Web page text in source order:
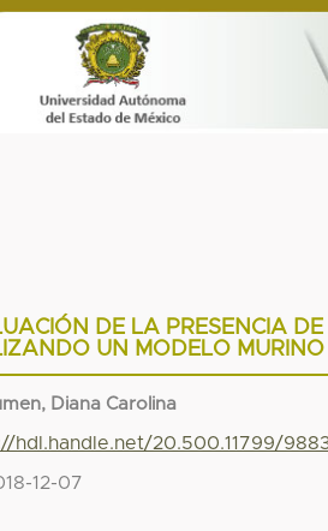
DE LA PRESENCIA
UN MODELO
Diana Carolina
hdl.handle.net/20.500.11799/
12-07